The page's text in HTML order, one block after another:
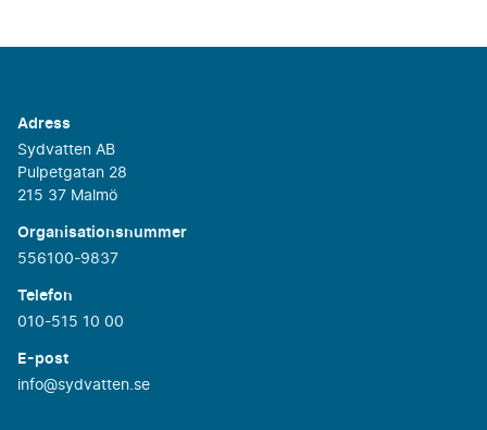
Adress
Sydvatten AB
Pulpetgatan 28
215 37 Malmö
Organisationsnummer
556100-9837
Telefon
010-515 10 00
E-post
info@sydvatten.se